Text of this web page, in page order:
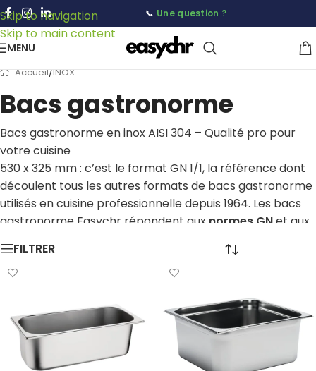
Skip to navigation
Skip to main content
📞 Une question ?
MENU
Accueil/INOX
Bacs gastronorme
Bacs gastronorme en inox AISI 304 – Qualité pro pour
votre cuisine
530 x 325 mm : c’est le format GN 1/1, la référence dont
découlent tous les autres formats de bacs gastronorme
utilisés en cuisine professionnelle depuis 1964. Les bacs
gastronorme Easychr répondent aux normes GNet aux
Fabriqués en
ou en plastique
alimentaire sans BPA, ils garantissent hygiène,
variété de formats (GN1/1, GN1/2, GN1/3, etc.) et
profondeurs (20 à 200 mm), nos bacs s’adaptent à tous
les usages : stockage, cuisson, préparation ou service.
Modulables, empilables et résistants aux températures
FILTRER